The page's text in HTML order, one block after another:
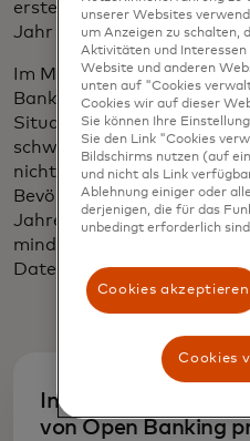
ersten
Jahr 2020 begleitet.
Im Moment kann SPEI in
Banking profitieren, wie es
Situation an sich ist nicht
schwache Akzeptanz von
nichts Gutes. Nur 1,6
Bevölkerung von fast 128
Jahren seit der
mindestens eine Zahlung
Daten der Zentralbank.
Im Moment kann
von Open Banking
unserer Websites
um Anzeigen zu schalten,
Aktivitäten und
Website und anderen
unten auf "Cookies
Cookies wir auf dieser
Sie können Ihre
Sie den Link "Cookies
Bildschirms nutzen (auf
und nicht als Link
Ablehnung einiger oder
derjenigen, die für das
unbedingt erforderlich
Cookies akzeptieren
Cookies